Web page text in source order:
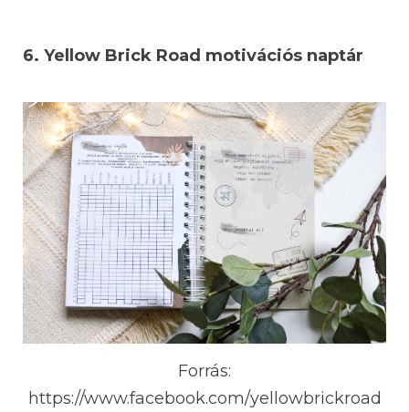
6. Yellow Brick Road motivációs naptár
Forrás:
https://www.facebook.com/yellowbrickroad